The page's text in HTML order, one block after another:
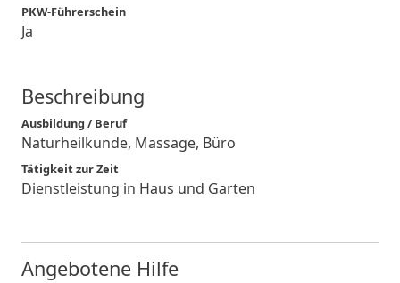
PKW-Führerschein
Ja
Beschreibung
Ausbildung / Beruf
Naturheilkunde, Massage, Büro
Tätigkeit zur Zeit
Dienstleistung in Haus und Garten
Angebotene Hilfe